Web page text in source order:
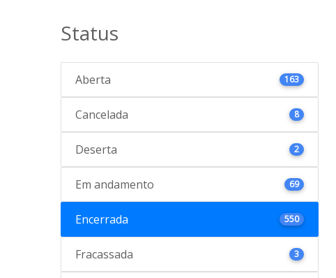
Status
Aberta 163
Cancelada 8
Deserta 2
Em andamento 69
Encerrada 550
Fracassada 3